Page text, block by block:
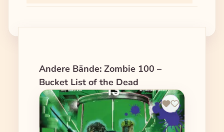
Produktgalerie überspringen
Andere Bände: Zombie 100 –
Bucket List of the Dead